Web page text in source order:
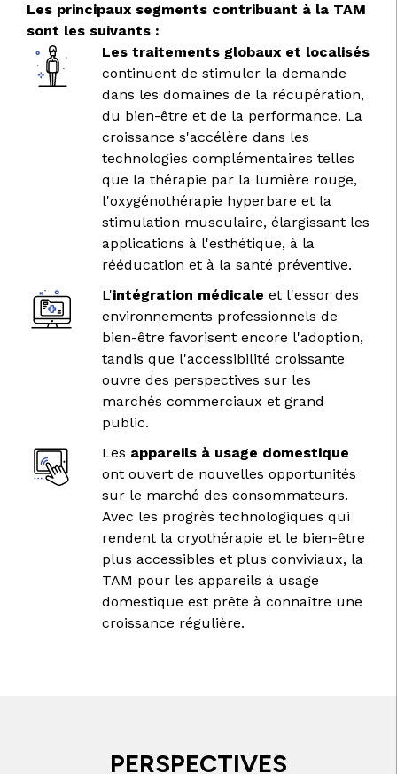
Les principaux segments contribuant à la TAM
sont les suivants :
Les traitements globaux et localisés
continuent de stimuler la demande
dans les domaines de la récupération,
du bien-être et de la performance. La
croissance s'accélère dans les
technologies complémentaires telles
que la thérapie par la lumière rouge,
l'oxygénothérapie hyperbare et la
stimulation musculaire, élargissant les
applications à l'esthétique, à la
rééducation et à la santé préventive.
L'intégration médicale et l'essor des
environnements professionnels de
bien-être favorisent encore l'adoption,
tandis que l'accessibilité croissante
ouvre des perspectives sur les
marchés commerciaux et grand
public.
Les appareils à usage domestique
ont ouvert de nouvelles opportunités
sur le marché des consommateurs.
Avec les progrès technologiques qui
rendent la cryothérapie et le bien-être
plus accessibles et plus conviviaux, la
TAM pour les appareils à usage
domestique est prête à connaître une
croissance régulière.
PERSPECTIVES